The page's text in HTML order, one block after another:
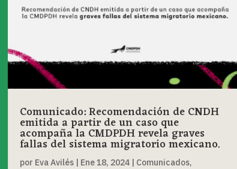
Comunicado: Recomendación de CNDH
emitida a partir de un caso que
acompaña la CMDPDH revela graves
fallas del sistema migratorio mexicano.
por Eva Avilés Ene 18, 2024 Comunicados,